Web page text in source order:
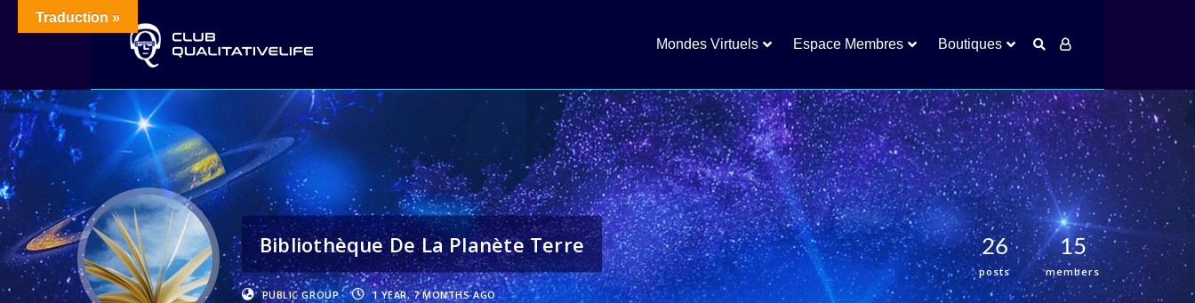
Mondes Virtuels Espace Membres Boutiques
Bibliothèque De La Planète Terre
PUBLIC GROUP 1 YEAR, 7 MONTHS AGO
26
posts
15
members
Traduction »